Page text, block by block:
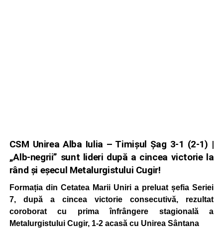
CSM Unirea Alba Iulia – Timișul Șag 3-1 (2-1) |
„Alb-negrii” sunt lideri după a cincea victorie la
rând și eșecul Metalurgistului Cugir!
Formația din Cetatea Marii Uniri a preluat șefia Seriei
7, după a cincea victorie consecutivă, rezultat
coroborat cu prima înfrângere stagională a
Metalurgistului Cugir, 1-2 acasă cu Unirea Sântana